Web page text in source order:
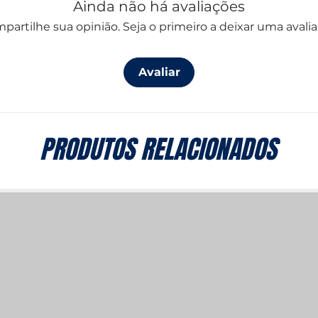
Ainda não há avaliações
sua opinião. Seja o primeiro a deixar uma
Avaliar
PRODUTOS RELACIONADOS